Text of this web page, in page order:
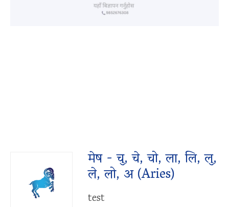
मेष - चु, चे, चो, ला, लि, लु,
ले, लो, अ (Aries)
test